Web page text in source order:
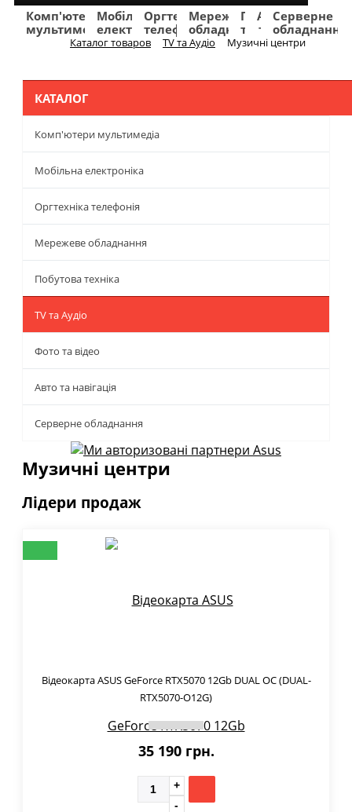
Комп'ютери
мультимедіа
Мобільна
електроніка
Оргтехніка
телефонія
Мережеве
обладнання
Побутова
техніка
TV
та
Аудіо
Фото
та
відео
Авто
та
навігація
Серверне
обладнання
Каталог товаров TV та Аудіо Музичні центри
КАТАЛОГ
Комп'ютери мультимедіа
Мобільна електроніка
Оргтехніка телефонія
Мережеве обладнання
Побутова техніка
TV та Аудіо
Фото та відео
Авто та навігація
Серверне обладнання
Музичні центри
Лідери продаж
Відеокарта ASUS GeForce RTX5070 12Gb DUAL OC (DUAL-
RTX5070-O12G)
35 190 грн.